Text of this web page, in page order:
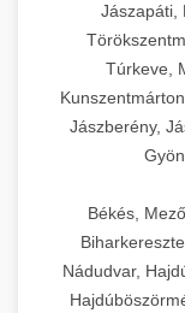
Jászapáti,
Túrkeve,
Jászberény,
Békés,
Nádudvar,